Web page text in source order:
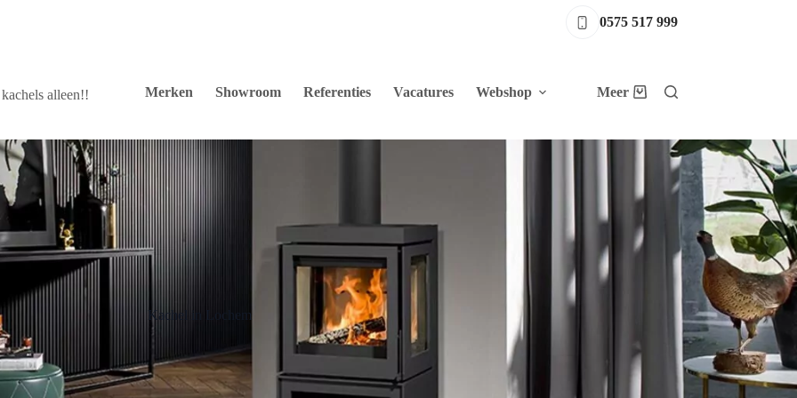
0575 517 999
alleen!! Merken Showroom Referenties Vacatures Webshop Meer Winkelwagen
Kachel in Lochem